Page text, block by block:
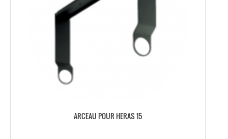
ARCEAU POUR HERAS 15